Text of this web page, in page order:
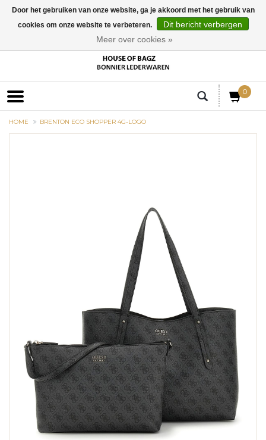
0
HOME BRENTON ECO SHOPPER 4G-LOGO
Door het gebruiken van onze website, ga je akkoord met het gebruik van
cookies om onze website te verbeteren.
Dit bericht verbergen
Meer over cookies »